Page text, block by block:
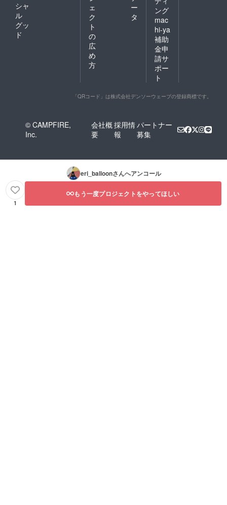
シャ
ル
グッ
ド
ェ
ク
ト
の
広
め
方
ー
タ
ング
mac
hi-ya
補助
金申
請サ
ポー
ト
「QRコード」は株式会社デンソーウェーブの登録商標です。
© CAMPFIRE,
Inc.
会社概
要
採用情
報
パートナー
募集
eri_balloonさんへアンコール
1
もう一度プロジェクトをやってほしい